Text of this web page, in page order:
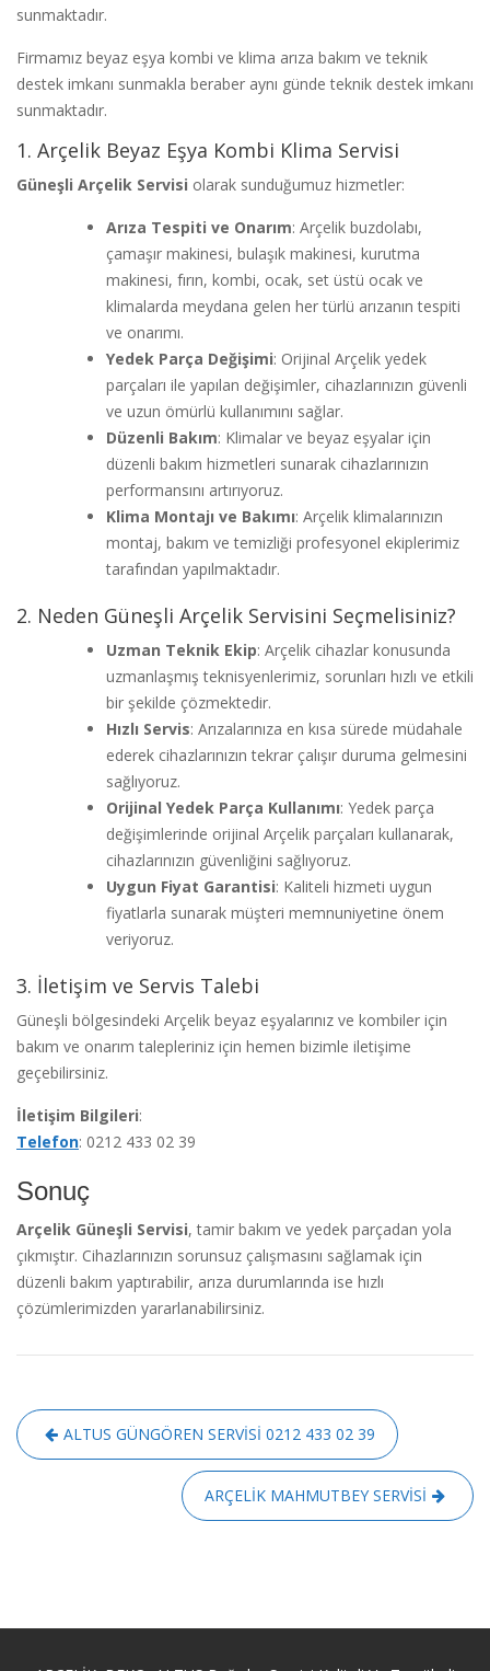
sunmaktadır.
Firmamız beyaz eşya kombi ve klima arıza bakım ve teknik
destek imkanı sunmakla beraber aynı günde teknik destek imkanı
sunmaktadır.
1. Arçelik Beyaz Eşya Kombi Klima Servisi
Güneşli Arçelik Servisi olarak sunduğumuz hizmetler:
Arıza Tespiti ve Onarım: Arçelik buzdolabı,
çamaşır makinesi, bulaşık makinesi, kurutma
makinesi, fırın, kombi, ocak, set üstü ocak ve
klimalarda meydana gelen her türlü arızanın tespiti
ve onarımı.
Yedek Parça Değişimi: Orijinal Arçelik yedek
parçaları ile yapılan değişimler, cihazlarınızın güvenli
ve uzun ömürlü kullanımını sağlar.
Düzenli Bakım: Klimalar ve beyaz eşyalar için
düzenli bakım hizmetleri sunarak cihazlarınızın
performansını artırıyoruz.
Klima Montajı ve Bakımı: Arçelik klimalarınızın
montaj, bakım ve temizliği profesyonel ekiplerimiz
tarafından yapılmaktadır.
2. Neden Güneşli Arçelik Servisini Seçmelisiniz?
Uzman Teknik Ekip: Arçelik cihazlar konusunda
uzmanlaşmış teknisyenlerimiz, sorunları hızlı ve etkili
bir şekilde çözmektedir.
Hızlı Servis: Arızalarınıza en kısa sürede müdahale
ederek cihazlarınızın tekrar çalışır duruma gelmesini
sağlıyoruz.
Orijinal Yedek Parça Kullanımı: Yedek parça
değişimlerinde orijinal Arçelik parçaları kullanarak,
cihazlarınızın güvenliğini sağlıyoruz.
Uygun Fiyat Garantisi: Kaliteli hizmeti uygun
fiyatlarla sunarak müşteri memnuniyetine önem
veriyoruz.
3. İletişim ve Servis Talebi
Güneşli bölgesindeki Arçelik beyaz eşyalarınız ve kombiler için
bakım ve onarım talepleriniz için hemen bizimle iletişime
geçebilirsiniz.
İletişim Bilgileri:
Telefon: 0212 433 02 39
Sonuç
Arçelik Güneşli Servisi, tamir bakım ve yedek parçadan yola
çıkmıştır. Cihazlarınızın sorunsuz çalışmasını sağlamak için
düzenli bakım yaptırabilir, arıza durumlarında ise hızlı
çözümlerimizden yararlanabilirsiniz.
Yazı
gezinmesi
ALTUS GÜNGÖREN SERVİSİ 0212 433 02 39
ARÇELİK MAHMUTBEY SERVİSİ